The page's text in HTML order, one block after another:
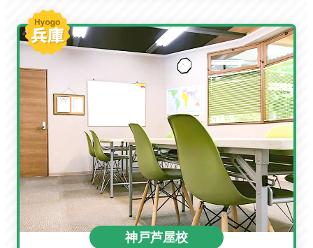
神戸芦屋校